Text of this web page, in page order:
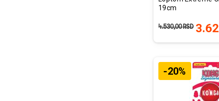
19cm
4.530,00RSD
-20%